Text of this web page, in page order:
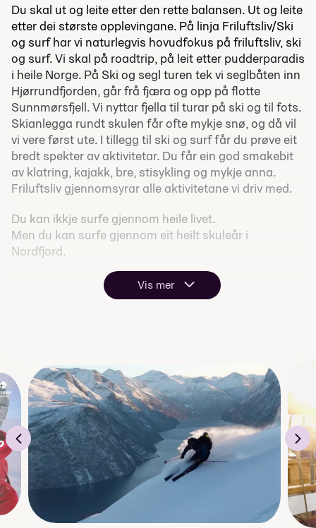
Du skal ut og leite etter den rette balansen. Ut og leite
etter dei største opplevingane. På linja Friluftsliv/Ski
og surf har vi naturlegvis hovudfokus på friluftsliv, ski
og surf. Vi skal på roadtrip, på leit etter pudderparadis
i heile Norge. På Ski og segl turen tek vi seglbåten inn
Hjørrundfjorden, går frå fjæra og opp på flotte
Sunnmørsfjell. Vi nyttar fjella til turar på ski og til fots.
Skianlegga rundt skulen får ofte mykje snø, og då vil
vi vere først ute. I tillegg til ski og surf får du prøve eit
bredt spekter av aktivitetar. Du får ein god smakebit
av klatring, kajakk, bre, stisykling og mykje anna.
Friluftsliv gjennomsyrar alle aktivitetane vi driv med.
Du kan ikkje surfe gjennom heile livet.
Men du kan surfe gjennom eit heilt skuleår i
Nordfjord.
Ski og segl på Sunnmøre 5 dagar
Skikøyring i anlegg 5 dagar
Tinderangling 3 dagar
Kystveke 3 dagar
Terrengsykling 2 dagar
Elvepadling 2 dagar
Havkajakk 3 dagar
Klatring 5 dagar
Toppturar 10-15 dagar
Via ferratta Loen 1 dag
Vandretur på hausten 3 dagar
Vis mer